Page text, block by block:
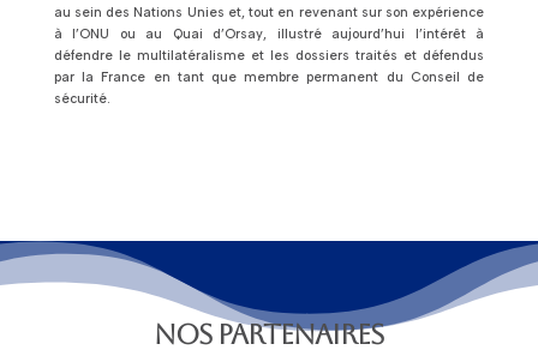
au sein des Nations Unies et, tout en revenant sur son expérience
à l’ONU ou au Quai d’Orsay, illustré aujourd’hui l’intérêt à
défendre le multilatéralisme et les dossiers traités et défendus
par la France en tant que membre permanent du Conseil de
sécurité.
NOS PARTENAIRES